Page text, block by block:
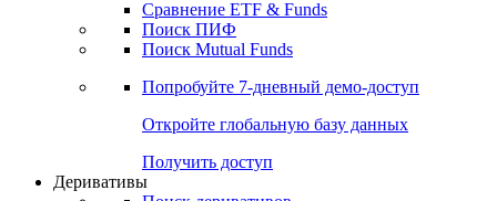
Получить доступ
ETF & Funds
Сравнение ETF & Funds
Поиск Mutual Funds
Попробуйте7-дневный